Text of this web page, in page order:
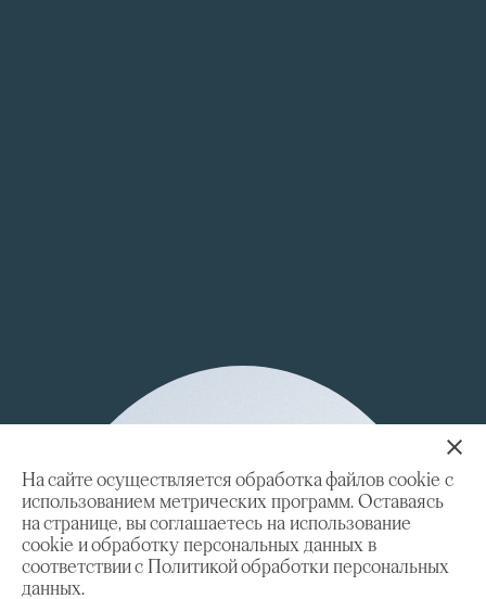
На сайте осуществляется обработка файлов cookie с
использованием метрических программ. Оставаясь
на странице, вы соглашаетесь на использование
cookie и обработку персональных данных в
соответствии с Политикой обработки персональных
данных.